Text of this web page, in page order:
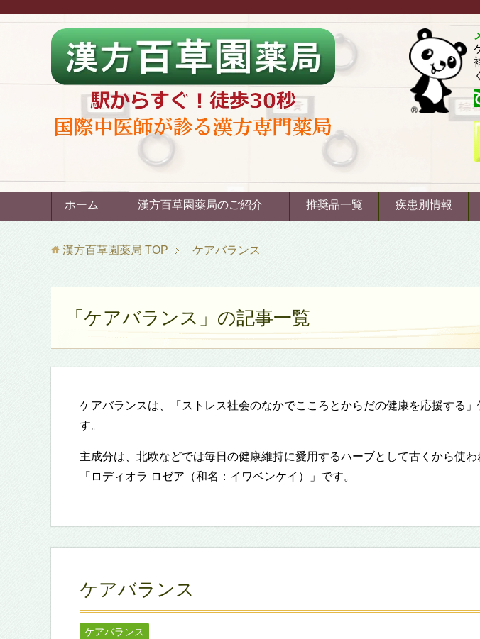
ホーム 漢方百草園薬局のご紹介 推奨品一覧 疾患別情報
漢方百草園薬局 TOP ケアバランス
「ケアバランス」の記事一覧
ケアバランスは、「ストレス社会のなかでこころとからだの健康を応援する
す。
主成分は、北欧などでは毎日の健康維持に愛用するハーブとして古くから使
「ロディオラ ロゼア（和名：イワベンケイ）」です。
ケアバランス
ケアバランス